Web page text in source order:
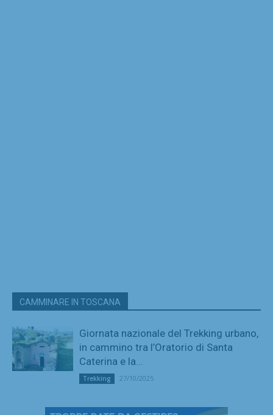
CAMMINARE IN TOSCANA
Giornata nazionale del Trekking urbano,
in cammino tra l’Oratorio di Santa
Caterina e la...
Trekking 27/10/2025